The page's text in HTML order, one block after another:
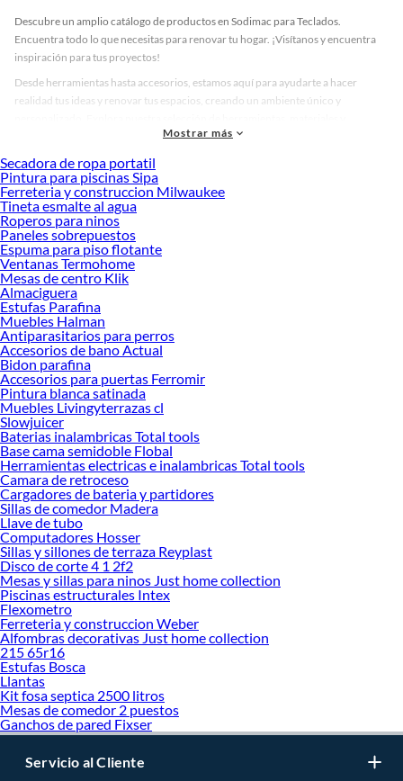
Descubre un amplio catálogo de productos en Sodimac para Teclados.
Encuentra todo lo que necesitas para renovar tu hogar. ¡Visítanos y encuentra
inspiración para tus proyectos!
Desde herramientas hasta accesorios, estamos aquí para ayudarte a hacer
realidad tus ideas y renovar tus espacios, creando un ambiente único y
accesorios de calidad que te ayudarán a crear un espacio más tú.
Desde remodelaciones hasta proyectos de decoración, estamos aquí para hacer
tus ideas realidad. ¡Visítanos y encuentra todo lo que tenemos para ofrecerte en
Teclados!
Explora la variedad de productos de Teclados en Sodimac
Herramientas, materiales y accesorios de calidad para tus proyectos y
renovación de espacios. ¡Visítanos y descubre todo lo que tenemos para
ofrecerte!
Encuentra una amplia variedad de productos de Teclados en Sodimac.
Encuentra todo lo necesario para tus proyectos de renovación y decoración.
¡Visítanos y haz tus ideas realidad!
Mostrar más
Secadora de ropa portatil
Pintura para piscinas Sipa
Ferreteria y construccion Milwaukee
Tineta esmalte al agua
Roperos para ninos
Paneles sobrepuestos
Espuma para piso flotante
Ventanas Termohome
Mesas de centro Klik
Almaciguera
Estufas Parafina
Muebles Halman
Antiparasitarios para perros
Accesorios de bano Actual
Bidon parafina
Accesorios para puertas Ferromir
Pintura blanca satinada
Muebles Livingyterrazas cl
Slowjuicer
Baterias inalambricas Total tools
Base cama semidoble Flobal
Herramientas electricas e inalambricas Total tools
Camara de retroceso
Cargadores de bateria y partidores
Sillas de comedor Madera
Llave de tubo
Computadores Hosser
Sillas y sillones de terraza Reyplast
Disco de corte 4 1 2f2
Mesas y sillas para ninos Just home collection
Piscinas estructurales Intex
Flexometro
Ferreteria y construccion Weber
Alfombras decorativas Just home collection
215 65r16
Estufas Bosca
Llantas
Kit fosa septica 2500 litros
Mesas de comedor 2 puestos
Ganchos de pared Fixser
Servicio al Cliente